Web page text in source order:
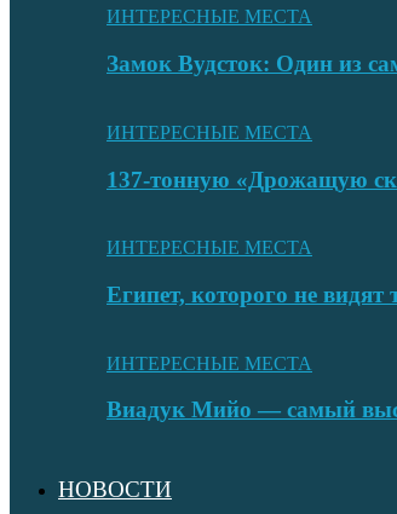
ИНТЕРЕСНЫЕ МЕСТА
Замок Вудсток: Один из
ИНТЕРЕСНЫЕ МЕСТА
137-тонную «Дрожащую
ИНТЕРЕСНЫЕ МЕСТА
Египет, которого не видят
ИНТЕРЕСНЫЕ МЕСТА
Виадук Мийо — самый
НОВОСТИ